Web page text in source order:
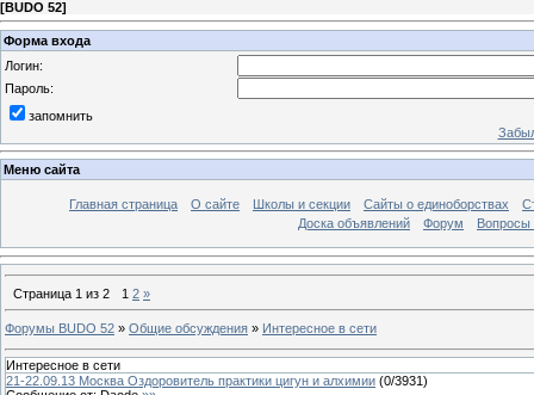
[BUDO 52]
Форма входа
Логин:
Пароль:
запомнить
Меню сайта
Главная страница О сайте Школы и секции Сайты о единоборствах
Доска объявлений
Форум Вопросы
Страница 1 из 2 1 2 »
Форумы BUDO 52 » Общие обсуждения » Интересное в сети
Интересное в сети
21-22.09.13 Москва Оздоровитель практики цигун и алхимии (0/3931)